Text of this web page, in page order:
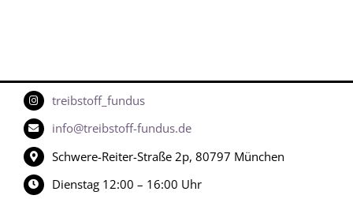
treibstoff_fundus
info@treibstoff-fundus.de
Schwere-Reiter-Straße 2p, 80797 München
Dienstag 12:00 – 16:00 Uhr